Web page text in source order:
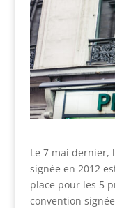
Le 7 mai dernier,
signée en 2012
place pour les 5
convention